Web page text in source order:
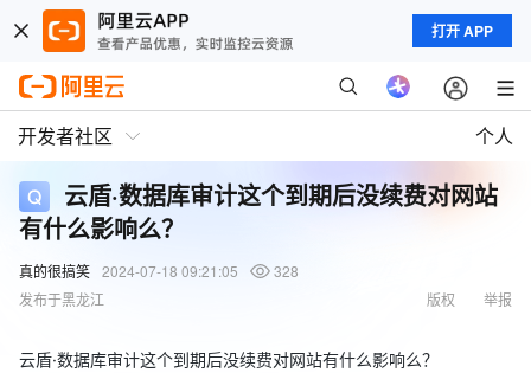
打开 APP
开发者社区 个人
云盾·数据库审计这个到期后没续费对网站
有什么影响么？
真的很搞笑 2024-07-18 09:21:05
328
发布于黑龙江
举报
版权
云盾·数据库审计这个到期后没续费对网站有什么影响么？